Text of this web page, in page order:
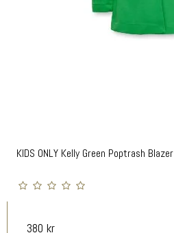
KIDS ONLY Kelly Green Poptrash Blazer
380 kr